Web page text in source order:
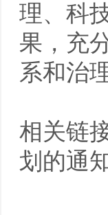
理、科
果，充
系和治
相关链
划的通